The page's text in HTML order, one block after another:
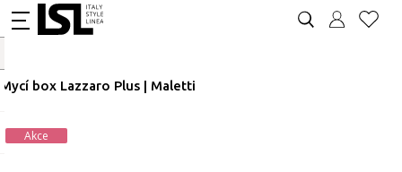
Mycí box Lazzaro Plus | Maletti
Akce